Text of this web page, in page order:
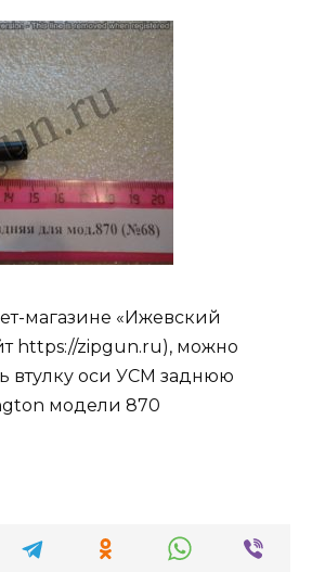
магазине «Ижевский
https://zipgun.ru), можно
втулку оси УСМ заднюю
модели 870